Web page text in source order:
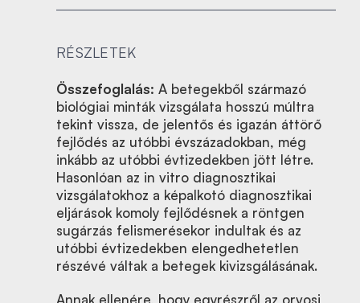
RÉSZLETEK
Összefoglalás: A betegekből származó
biológiai minták vizsgálata hosszú múltra
tekint vissza, de jelentős és igazán áttörő
fejlődés az utóbbi évszázadokban, még
inkább az utóbbi évtizedekben jött létre.
Hasonlóan az in vitro diagnosztikai
vizsgálatokhoz a képalkotó diagnosztikai
eljárások komoly fejlődésnek a röntgen
sugárzás felismerésekor indultak és az
utóbbi évtizedekben elengedhetetlen
részévé váltak a betegek kivizsgálásának.
Annak ellenére, hogy egyrészről az orvosi